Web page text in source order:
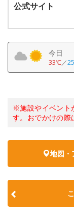
公式サイト
今日
33℃／
※施設やイベント
す。おでかけの際
地図・